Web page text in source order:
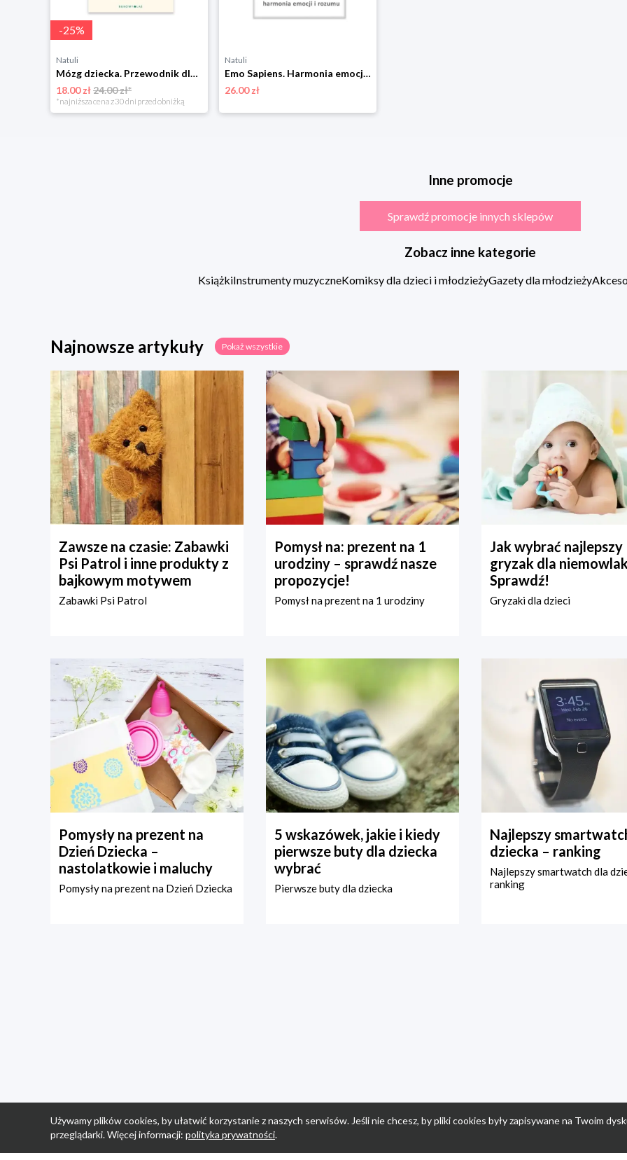
-25%
Natuli
Mózg dziecka. Przewodnik dla rodziców Bukowy las
18.00 zł24.00 zł*
*najniższa cena z 30 dni przed obniżką
Natuli
Emo Sapiens. Harmonia emocji i rozumu Bukowy las
26.00 zł
Inne promocje
Sprawdź promocje innych sklepów
Zobacz inne kategorie
KsiążkiInstrumenty muzyczneKomiksy dla dzieci i młodzieżyGazety dla młodzieży
Najnowsze artykuły Pokaż wszystkie
Zawsze na czasie: Zabawki
Psi Patrol i inne produkty z
bajkowym motywem
Zabawki Psi Patrol
Pomysł na: prezent na 1
urodziny – sprawdź nasze
propozycje!
Pomysł na prezent na 1 urodziny
Jak wybrać najlepszy
gryzak dla
Sprawdź!
Gryzaki dla dzieci
Pomysły na prezent na
Dzień Dziecka –
nastolatkowie i maluchy
Pomysły na prezent na Dzień Dziecka
5 wskazówek, jakie i kiedy
pierwsze buty dla dziecka
wybrać
Pierwsze buty dla dziecka
Najlepszy
dziecka – ranking
Najlepszy smartwatch dla
ranking
Używamy plików cookies, by ułatwić korzystanie z naszych serwisów. Jeśli nie chcesz, by pliki cookies były zapisywane na Twoim
przeglądarki. Więcej informacji: polityka prywatności.